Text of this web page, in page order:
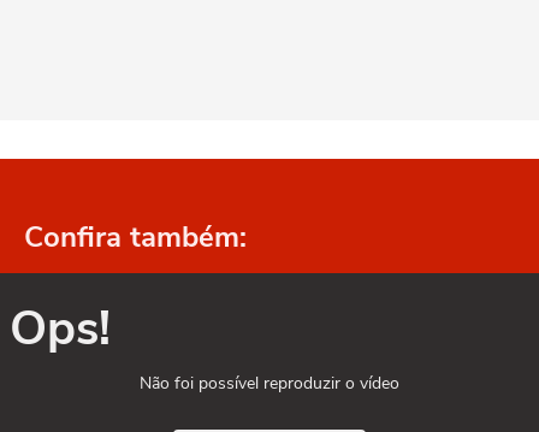
Confira também:
Ops!
Não foi possível reproduzir o vídeo